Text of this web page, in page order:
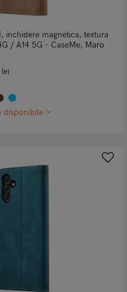
inchidere magnetica, textura
/ A14 5G - CaseMe, Maro
lei
disponibile >